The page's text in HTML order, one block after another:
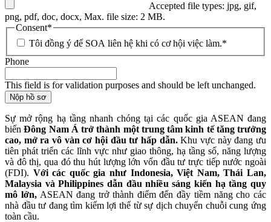
Accepted file types: jpg, gif,
png, pdf, doc, docx, Max. file size: 2 MB.
Consent*
Tôi đồng ý để SOA liên hệ khi có cơ hội việc làm.*
Phone
This field is for validation purposes and should be left unchanged.
Nộp hồ sơ
Sự mở rộng hạ tầng nhanh chóng tại các quốc gia ASEAN đang
biếnĐông Nam Á trở thành một trung tâm kinh tế tăng trưởng
cao, mở ra vô vàn cơ hội đầu tư hấp dẫn.Khu vực này đang ưu
tiên phát triển các lĩnh vực như giao thông, hạ tầng số, năng lượng
và đô thị, qua đó thu hút lượng lớn vốn đầu tư trực tiếp nước ngoài
(FDI). Với các quốc gia như Indonesia, Việt Nam, Thái Lan,
Malaysia và Philippines dẫn đầu nhiều sáng kiến hạ tầng quy
mô lớn,ASEAN đang trở thành điểm đến đầy tiềm năng cho các
nhà đầu tư đang tìm kiếm lợi thế từ sự dịch chuyển chuỗi cung ứng
toàn cầu.